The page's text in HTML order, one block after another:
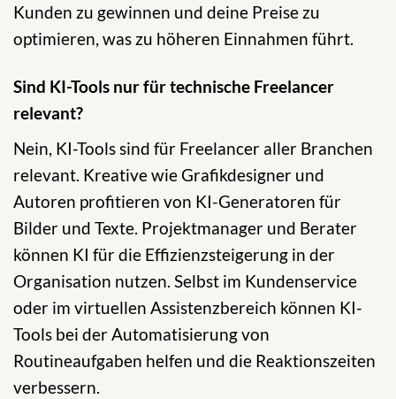
Kunden zu gewinnen und deine Preise zu
optimieren, was zu höheren Einnahmen führt.
Sind KI-Tools nur für technische Freelancer
relevant?
Nein, KI-Tools sind für Freelancer aller Branchen
relevant. Kreative wie Grafikdesigner und
Autoren profitieren von KI-Generatoren für
Bilder und Texte. Projektmanager und Berater
können KI für die Effizienzsteigerung in der
Organisation nutzen. Selbst im Kundenservice
oder im virtuellen Assistenzbereich können KI-
Tools bei der Automatisierung von
Routineaufgaben helfen und die Reaktionszeiten
verbessern.